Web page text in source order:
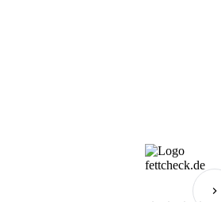
fettcheck.de